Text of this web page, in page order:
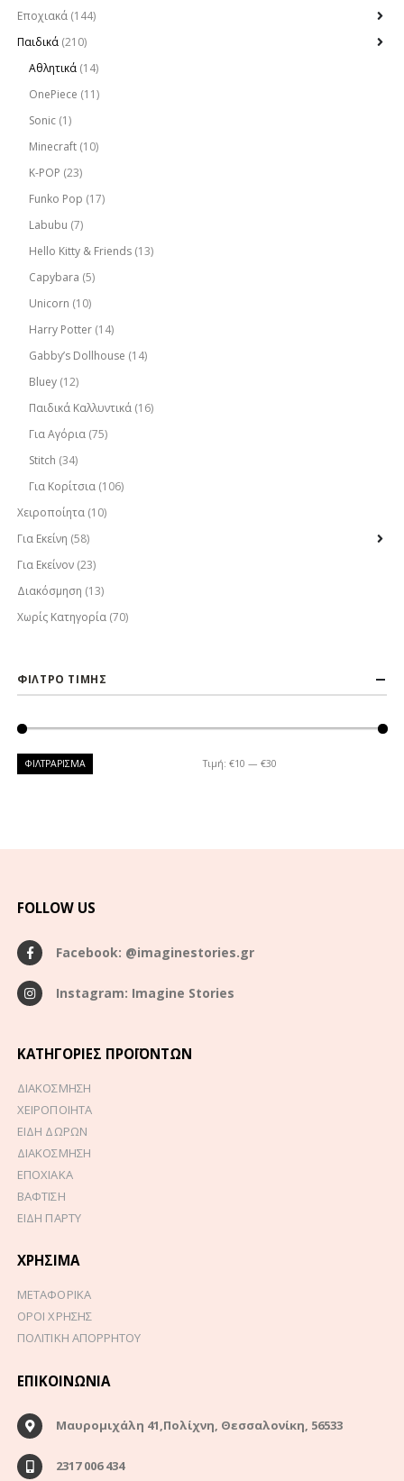
Εποχιακά (144)
Παιδικά (210)
Αθλητικά (14)
OnePiece (11)
Sonic (1)
Minecraft (10)
K-POP (23)
Funko Pop (17)
Labubu (7)
Hello Kitty & Friends (13)
Capybara (5)
Unicorn (10)
Harry Potter (14)
Gabby’s Dollhouse (14)
Bluey (12)
Παιδικά Καλλυντικά (16)
Για Αγόρια (75)
Stitch (34)
Για Κορίτσια (106)
Χειροποίητα (10)
Για Εκείνη (58)
Για Εκείνον (23)
Διακόσμηση (13)
Χωρίς Κατηγορία (70)
ΦΙΛΤΡΟ ΤΙΜΗΣ
ΦΙΛΤΡΆΡΙΣΜΑ Τιμή: €10 — €30
FOLLOW US
Facebook: @imaginestories.gr
Instagram: Imagine Stories
ΚΑΤΗΓΟΡΊΕΣ ΠΡΟΪΌΝΤΩΝ
ΔΙΑΚΟΣΜΗΣΗ
ΧΕΙΡΟΠΟΙΗΤΑ
ΕΙΔΗ ΔΩΡΩΝ
ΔΙΑΚΟΣΜΗΣΗ
ΕΠΟΧΙΑΚΑ
ΒΑΦΤΙΣΗ
ΕΙΔΗ ΠΑΡΤΥ
ΧΡΉΣΙΜΑ
ΜΕΤΑΦΟΡΙΚΑ
ΟΡΟΙ ΧΡΗΣΗΣ
ΠΟΛΙΤΙΚΗ ΑΠΟΡΡΗΤΟΥ
ΕΠΙΚΟΙΝΩΝΊΑ
Μαυρομιχάλη 41,Πολίχνη, Θεσσαλονίκη, 56533
2317 006 434